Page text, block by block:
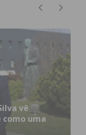
vê
como uma